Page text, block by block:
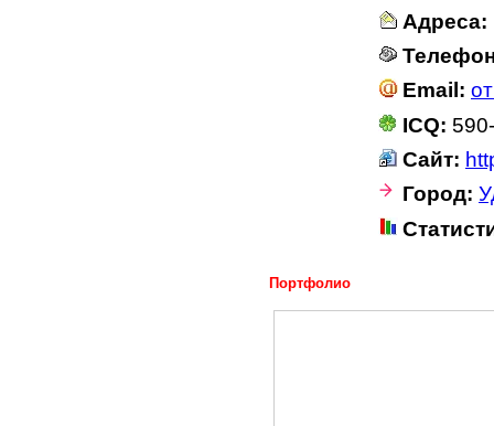
Адреса:
Email:
ICQ:
Сайт:
Город:
Портфолио